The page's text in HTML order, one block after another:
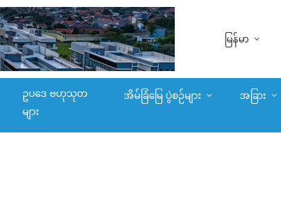
မြန်မာ
ဥပဒေ ဗဟုသုတ
များ
အိမ်ခြံမြေ ပွဲစဉ်များ
အခြား